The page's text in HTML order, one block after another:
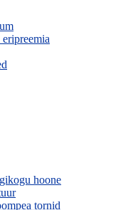
hoone
tornid